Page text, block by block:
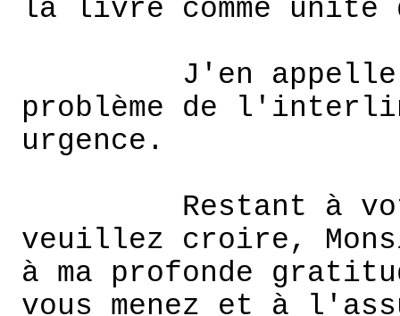
la livre comme unité
J'en
problème de
urgence.
Restant à
veuillez croire,
à ma profonde
vous menez et à